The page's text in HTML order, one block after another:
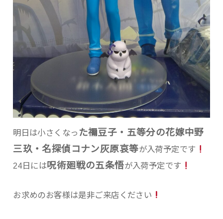
明日は小さくなっ た禰󠄀豆子・五等分の花嫁中野
三玖・名探偵コナン灰原哀等が入荷予定です
24日には呪術廻戦の五条悟が入荷予定です
お求めのお客様は是非ご来店ください